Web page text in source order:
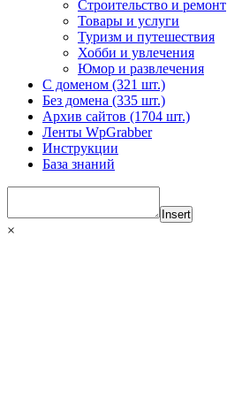
Строительство и ремонт
Товары и услуги
Туризм и путешествия
Хобби и увлечения
Юмор и развлечения
С доменом (321 шт.)
Без домена (335 шт.)
Архив сайтов (1704 шт.)
Ленты WpGrabber
Инструкции
База знаний
Insert
×